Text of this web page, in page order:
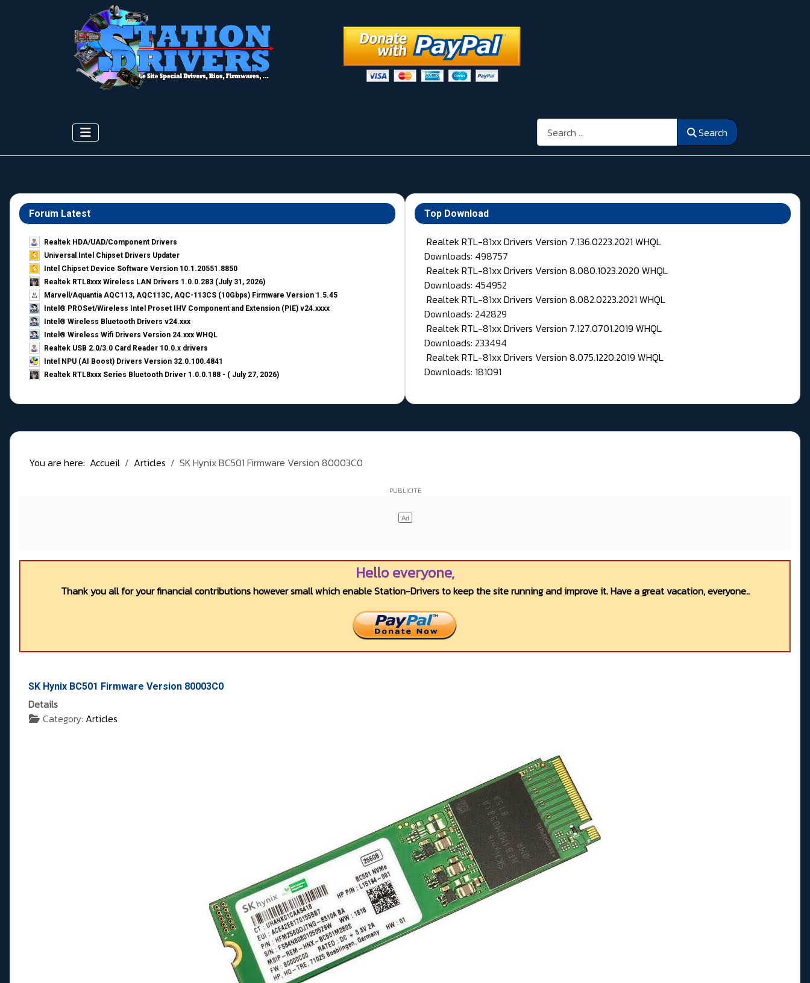
Search Search
Forum Latest
Realtek HDA/UAD/Component Drivers
Universal Intel Chipset Drivers Updater​
Intel Chipset Device Software Version 10.1.20551.8850
Realtek RTL8xxx Wireless LAN Drivers 1.0.0.283 (July 31, 2026)
Marvell/Aquantia AQC113, AQC113C, AQC-113CS (10Gbps) Firmware Version 1.5.45
Intel® PROSet/Wireless Intel Proset IHV Component and Extension (PIE) v24.xxxx
Intel® Wireless Bluetooth Drivers v24.xxx
Intel® Wireless Wifi Drivers Version 24.xxx WHQL
Realtek USB 2.0/3.0 Card Reader 10.0.x drivers
Intel NPU (AI Boost) Drivers Version 32.0.100.4841
Realtek RTL8xxx Series Bluetooth Driver 1.0.0.188 - ( July 27, 2026)
Top Download
Realtek RTL-81xx Drivers Version 7.136.0223.2021 WHQL
Downloads: 498757
Realtek RTL-81xx Drivers Version 8.080.1023.2020 WHQL
Downloads: 454952
Realtek RTL-81xx Drivers Version 8.082.0223.2021 WHQL
Downloads: 242829
Realtek RTL-81xx Drivers Version 7.127.0701.2019 WHQL
Downloads: 233494
Realtek RTL-81xx Drivers Version 8.075.1220.2019 WHQL
Downloads: 181091
You are here: Accueil Articles SK Hynix BC501 Firmware Version 80003C0
Hello everyone,
Thank you all for your financial contributions however small which enable Station-Drivers to keep the site running and improve it. Have a great vacation, everyone..
SK Hynix BC501 Firmware Version 80003C0
Details
Category: Articles